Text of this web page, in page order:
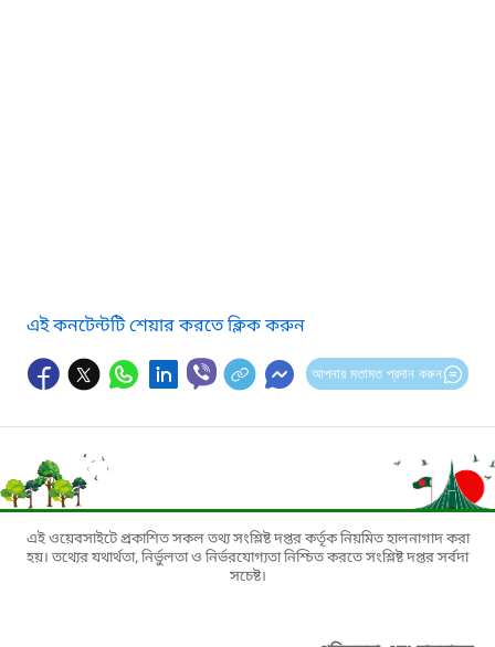
এই কনটেন্টটি শেয়ার করতে ক্লিক করুন
আপনার মতামত প্রদান করুন
এই ওয়েবসাইটে প্রকাশিত সকল তথ্য সংশ্লিষ্ট দপ্তর কর্তৃক নিয়মিত হালনাগাদ করা
হয়। তথ্যের যথার্থতা, নির্ভুলতা ও নির্ভরযোগ্যতা নিশ্চিত করতে সংশ্লিষ্ট দপ্তর সর্বদা
সচেষ্ট।